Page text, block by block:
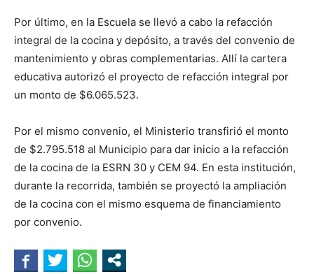
Por último, en la Escuela se llevó a cabo la refacción
integral de la cocina y depósito, a través del convenio de
mantenimiento y obras complementarias. Allí la cartera
educativa autorizó el proyecto de refacción integral por
un monto de $6.065.523.
Por el mismo convenio, el Ministerio transfirió el monto
de $2.795.518 al Municipio para dar inicio a la refacción
de la cocina de la ESRN 30 y CEM 94. En esta institución,
durante la recorrida, también se proyectó la ampliación
de la cocina con el mismo esquema de financiamiento
por convenio.